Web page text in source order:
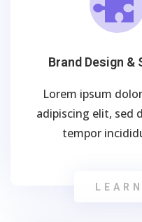
Brand Design &
Lorem ipsum
adipiscing elit, sed
tempor
LEARN